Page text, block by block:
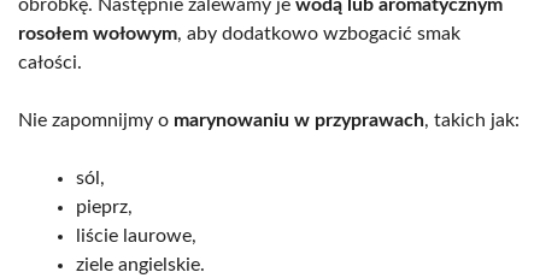
obróbkę. Następnie zalewamy je wodą lub aromatycznym
rosołem wołowym, aby dodatkowo wzbogacić smak
całości.
Nie zapomnijmy o marynowaniu w przyprawach, takich jak:
sól,
pieprz,
liście laurowe,
ziele angielskie.